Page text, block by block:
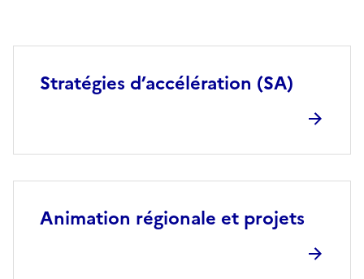
Stratégies d’accélération (SA)
Animation régionale et projets